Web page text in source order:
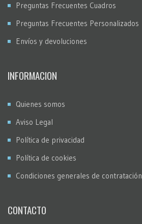
Preguntas Frecuentes Cuadros
Preguntas Frecuentes Personalizados
Envíos y devoluciones
INFORMACION
Quienes somos
Aviso Legal
Política de privacidad
Política de cookies
Condiciones generales de contratación
CONTACTO